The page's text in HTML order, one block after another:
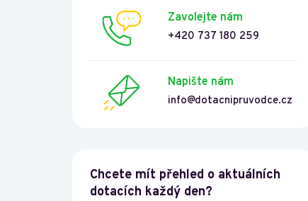
Zavolejte nám
+420 737 180 259
Napište nám
info@dotacnipruvodce.cz
Chcete mít přehled o aktuálních
dotacích každý den?